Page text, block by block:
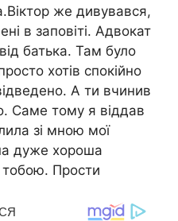
же дивувався,
в заповіті. Адвокат
батька. Там було
хотів спокійно
А ти вчинив
Саме тому я віддав
зі мною мої
дуже хороша
тобою. Прости